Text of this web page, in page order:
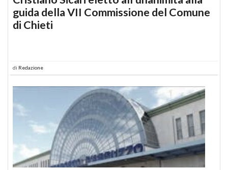
guida della VII Commissione del Comune
di Chieti
di Redazione